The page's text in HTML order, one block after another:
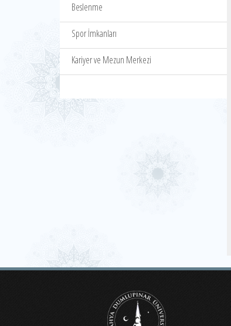
Beslenme
Spor İmkanları
Kariyer ve Mezun Merkezi